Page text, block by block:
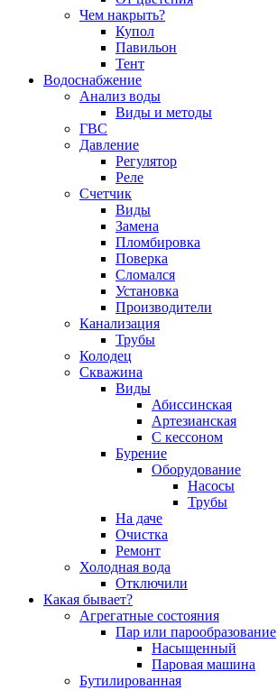
Чем накрыть?
Купол
Павильон
Тент
Водоснабжение
Анализ воды
Виды и методы
ГВС
Давление
Регулятор
Реле
Счетчик
Виды
Замена
Пломбировка
Поверка
Сломался
Установка
Производители
Канализация
Трубы
Колодец
Скважина
Виды
Абиссинская
Артезианская
С кессоном
Бурение
Оборудование
Насосы
Трубы
На даче
Очистка
Ремонт
Холодная вода
Отключили
Какая бывает?
Агрегатные состояния
Пар или парообразование
Насыщенный
Паровая машина
Бутилированная